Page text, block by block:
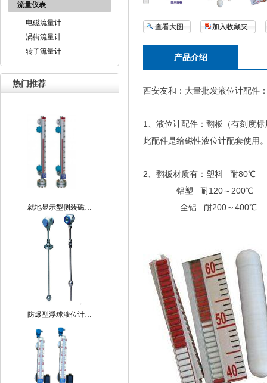
流量仪表
电磁流量计
涡街流量计
转子流量计
热门推荐
就地显示型侧装磁…
防爆型浮球液位计…
查看大图 加入收藏夹
产品介绍
西安友和：大量批发液位计配件
1、液位计配件：翻板（有刻度标
此配件是给磁性液位计配套使用
2、翻板材质有：塑料 耐80℃
铝塑 耐120～200℃
全铝 耐200～400℃